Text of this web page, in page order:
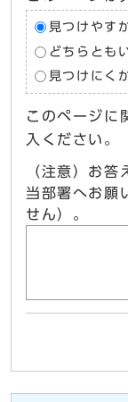
見つけやす
どちらとも
見つけにく
このページに
入ください。
（注意）お
当部署へお願
せん）。